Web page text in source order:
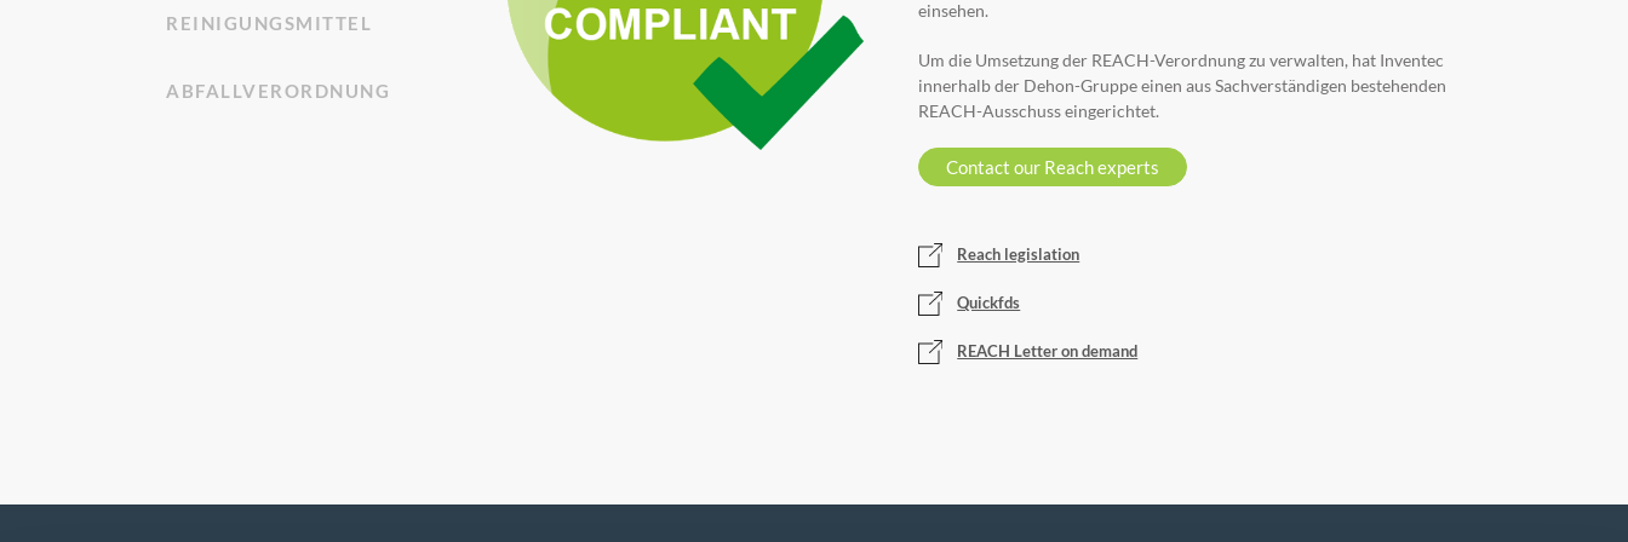
REINIGUNGSMITTEL
ABFALLVERORDNUNG
einsehen.
Um die Umsetzung der REACH-Verordnung zu verwalten, hat Inventec
innerhalb der Dehon-Gruppe einen aus Sachverständigen bestehenden
REACH-Ausschuss eingerichtet.
Contact our Reach experts
Reach legislation
Quickfds
REACH Letter on demand